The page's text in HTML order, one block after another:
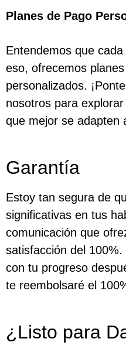
Planes de Pago
Entendemos que
eso, ofrecemos
personalizados.
nosotros para
que mejor se adapten
Garantía
Estoy tan segura de
significativas en tus
comunicación que
satisfacción del
con tu progreso
te reembolsaré el
¿Listo para